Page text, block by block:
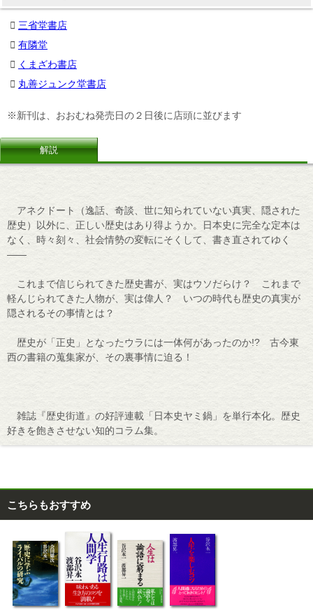
三省堂書店
有隣堂
くまざわ書店
丸善ジュンク堂書店
※新刊は、おおむね発売日の２日後に店頭に並びます
解説
アネクドート（逸話、奇談、世に知られていない真実、隠された
歴史）以外に、正しい歴史はあり得ようか。日本史に完全な定本は
なく、時々刻々、社会情勢の変転にそくして、書き直されてゆく
――
これまで信じられてきた歴史書が、実はウソだらけ？ これまで
軽んじられてきた人物が、実は偉人？ いつの時代も歴史の真実が
隠されるその事情とは？
歴史が「正史」となったウラには一体何があったのか!? 古今東
西の書籍の蒐集家が、その裏事情に迫る！
雑誌『歴史街道』の好評連載「日本史ヤミ鍋」を単行本化。歴史
好きを飽きさせない知的コラム集。
こちらもおすすめ